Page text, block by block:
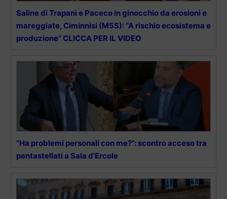
Saline di Trapani e Paceco in ginocchio da erosioni e
mareggiate, Ciminnisi (M5S): “A rischio ecosistema e
produzione” CLICCA PER IL VIDEO
“Ha problemi personali con me?”: scontro acceso tra
pentastellati a Sala d’Ercole